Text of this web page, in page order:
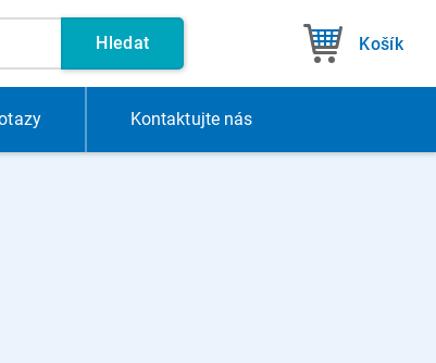
Hledat Košík
Kontaktujte nás